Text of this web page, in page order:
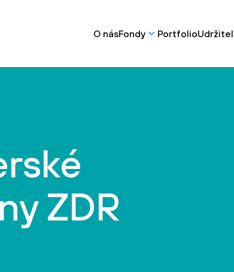
O násFondy Portfolio
ZDR